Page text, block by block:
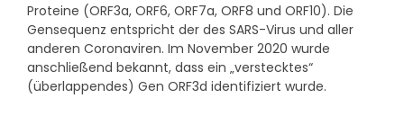
Proteine ​​(ORF3a, ORF6, ORF7a, ORF8 und ORF10). Die
Gensequenz entspricht der des SARS-Virus und aller
anderen Coronaviren. Im November 2020 wurde
anschließend bekannt, dass ein „verstecktes“
(überlappendes) Gen ORF3d identifiziert wurde.